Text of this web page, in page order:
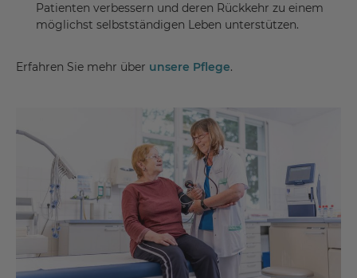
Patienten verbessern und deren Rückkehr zu einem
möglichst selbstständigen Leben unterstützen.
Erfahren Sie mehr über unsere Pflege.